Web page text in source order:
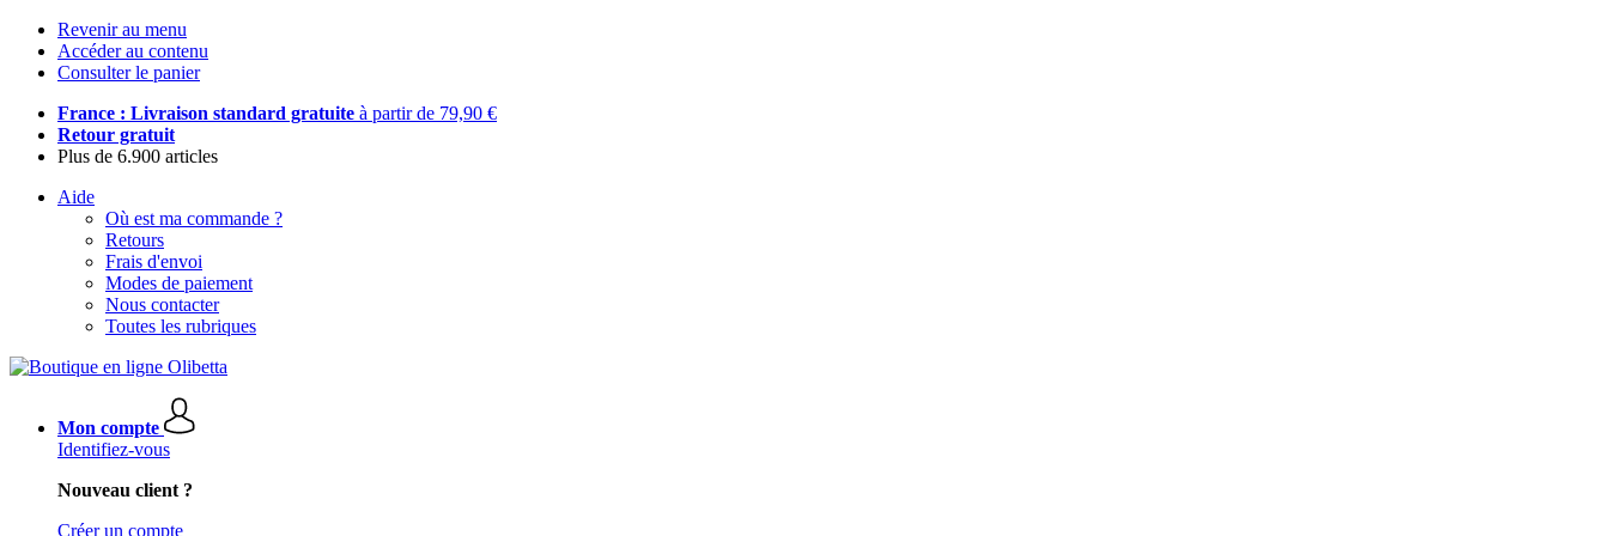
Revenir au menu
Accéder au contenu
Consulter le panier
France : Livraison standard gratuite à partir de 79,90 €
Retour gratuit
Plus de 6.900 articles
Aide
Où est ma commande ?
Retours
Frais d'envoi
Modes de paiement
Nous contacter
Toutes les rubriques
Mon compte
Identifiez-vous
Nouveau client ?
Créer un compte